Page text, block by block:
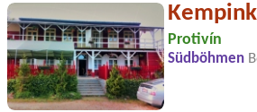
Protivín
Südböhmen